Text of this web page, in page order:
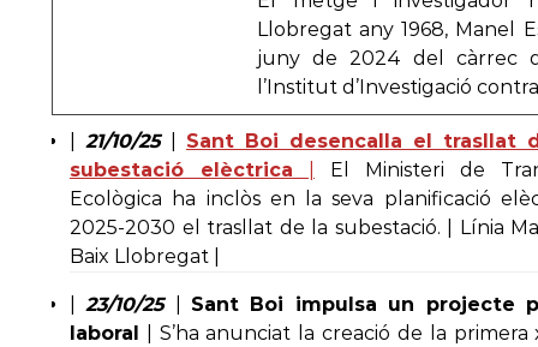
Llobregat any 1968, Manel
juny de 2024 del càrrec
l’Institut d’Investigació
21/10/25| Sant Boi desencalla el trasllat
subestació elèctrica
El Ministeri de
Ecològica ha inclòs en la seva planificació
2025-2030 el trasllat de la subestació. | Línia
Baix Llobregat |
|23/10/25| Sant Boi impulsa un projecte
laboral
| S’ha anunciat la creació de la